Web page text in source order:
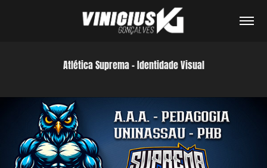
Atlética Suprema - Identidade Visual